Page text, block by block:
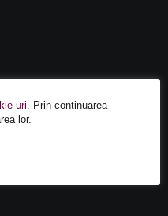
uri . Prin continuarea
lor.